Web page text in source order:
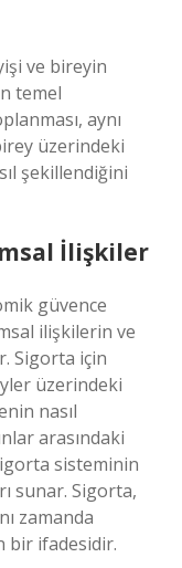
ve bireyin
temel
aynı
üzerindeki
şekillendiğini
İlişkiler
güvence
ilişkilerin ve
Sigorta için
üzerindeki
nasıl
arasındaki
sisteminin
sunar. Sigorta,
zamanda
bir ifadesidir.